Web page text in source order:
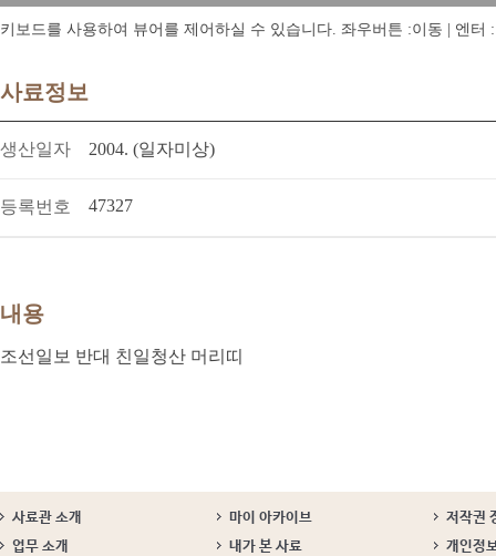
키보드를 사용하여 뷰어를 제어하실 수 있습니다. 좌우버튼 :이동 | 엔터
사료정보
생산일자 2004. (일자미상)
등록번호 47327
내용
조선일보 반대 친일청산 머리띠
사료관 소개 마이 아카이브
저작권
업무 소개
내가 본 사료 개인정